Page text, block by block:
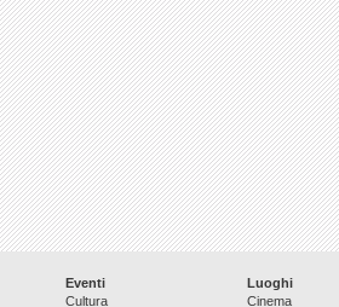
Eventi
Cultura
Luoghi
Cinema